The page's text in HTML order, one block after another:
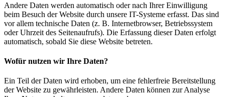
Andere Daten werden automatisch oder nach Ihrer Einwilligung
beim Besuch der Website durch unsere IT-Systeme erfasst. Das sind
vor allem technische Daten (z. B. Internetbrowser, Betriebssystem
oder Uhrzeit des Seitenaufrufs). Die Erfassung dieser Daten erfolgt
automatisch, sobald Sie diese Website betreten.
Wofür nutzen wir Ihre Daten?
Ein Teil der Daten wird erhoben, um eine fehlerfreie Bereitstellung
der Website zu gewährleisten. Andere Daten können zur Analyse